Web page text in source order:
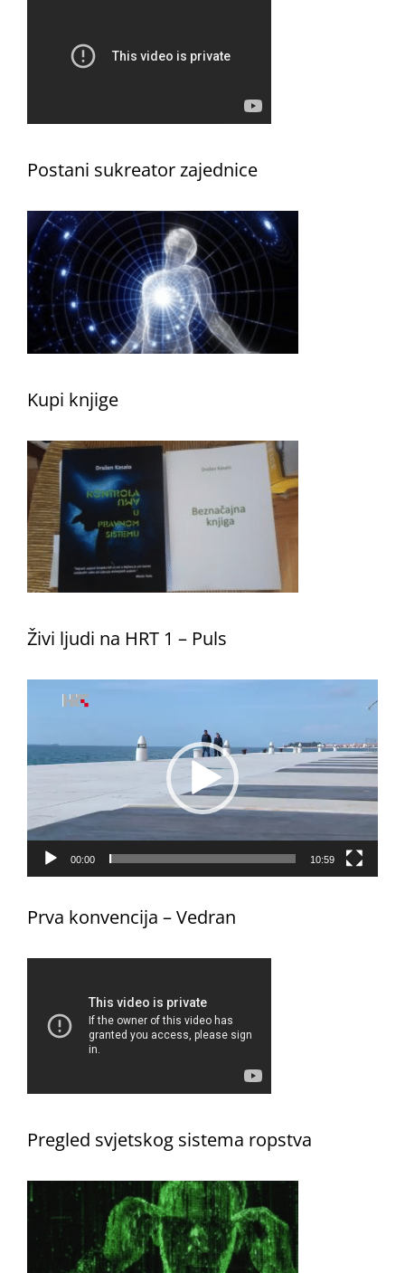
Postani sukreator zajednice
Kupi knjige
Živi ljudi na HRT 1 – Puls
Reproduktor
videozapisa
00:00 10:59
Prva konvencija – Vedran
Pregled svjetskog sistema ropstva